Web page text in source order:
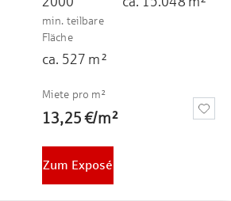
min. teilbare
Fläche
ca. 527 m²
Miete pro m²
13,25 €/m²
Zum Exposé